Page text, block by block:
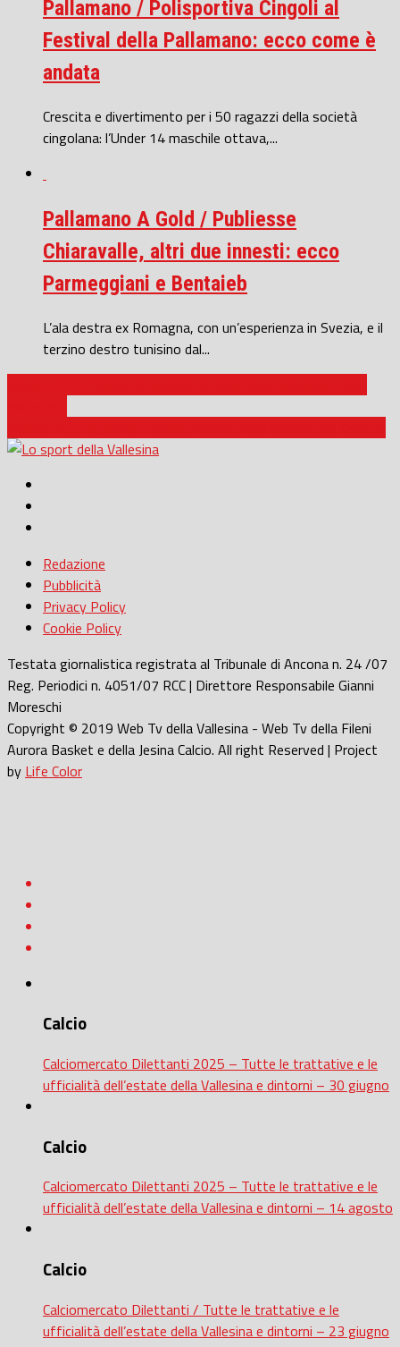
Pallamano / Polisportiva Cingoli al
Festival della Pallamano: ecco come è
andata
Crescita e divertimento per i 50 ragazzi della società
cingolana: l’Under 14 maschile ottava,...
Pallamano A Gold / Publiesse
Chiaravalle, altri due innesti: ecco
Parmeggiani e Bentaieb
L’ala destra ex Romagna, con un’esperienza in Svezia, e il
terzino destro tunisino dal...
Redazione
Pubblicità
Privacy Policy
Cookie Policy
Testata giornalistica registrata al Tribunale di Ancona n. 24 /07
Reg. Periodici n. 4051/07 RCC | Direttore Responsabile Gianni
Moreschi
Copyright © 2019 Web Tv della Vallesina - Web Tv della Fileni
Aurora Basket e della Jesina Calcio. All right Reserved | Project
by Life Color
Calcio
Calciomercato Dilettanti 2025 – Tutte le trattative e le
ufficialità dell’estate della Vallesina e dintorni – 30 giugno
Calcio
Calciomercato Dilettanti 2025 – Tutte le trattative e le
ufficialità dell’estate della Vallesina e dintorni – 14 agosto
Calcio
Calciomercato Dilettanti / Tutte le trattative e le
ufficialità dell’estate della Vallesina e dintorni – 23 giugno